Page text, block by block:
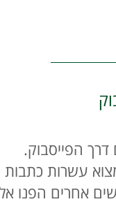
דרך הפייסבוק.
עשרות כתבות
אחרים הפנו